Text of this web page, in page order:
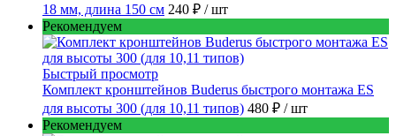
18 мм, длина 150 см 240 ₽ / шт
Рекомендуем
Быстрый просмотр
Комплект кронштейнов Buderus быстрого монтажа ES
для высоты 300 (для 10,11 типов) 480 ₽ / шт
Рекомендуем